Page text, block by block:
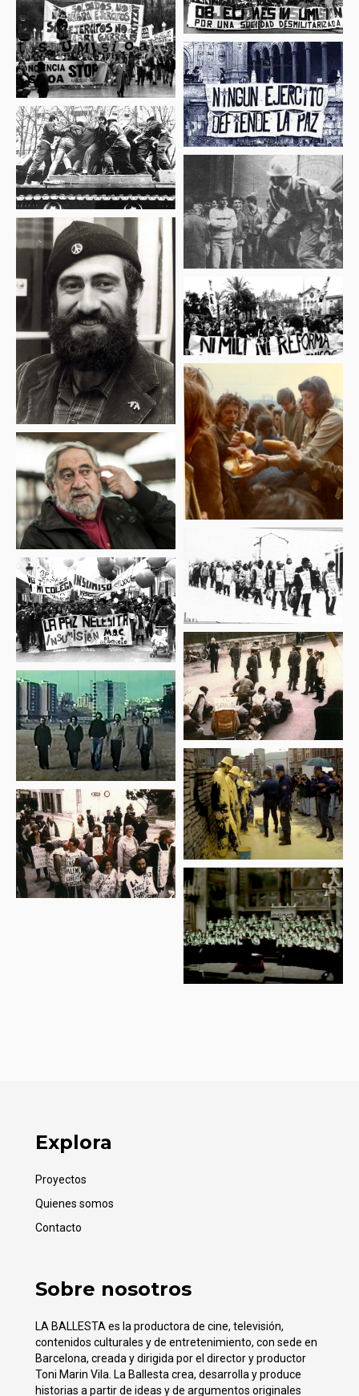
Explora
Proyectos
Quienes somos
Contacto
Sobre nosotros
LA BALLESTA es la productora de cine, televisión,
contenidos culturales y de entretenimiento, con sede en
Barcelona, creada y dirigida por el director y productor
Toni Marin Vila. La Ballesta crea, desarrolla y produce
historias a partir de ideas y de argumentos originales